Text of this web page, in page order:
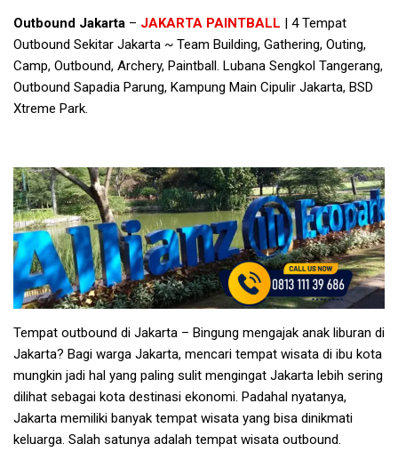
Outbound Jakarta – JAKARTA PAINTBALL | 4 Tempat
Outbound Sekitar Jakarta ~ Team Building, Gathering, Outing,
Camp, Outbound, Archery, Paintball. Lubana Sengkol Tangerang,
Outbound Sapadia Parung, Kampung Main Cipulir Jakarta, BSD
Xtreme Park.
Tempat outbound di Jakarta – Bingung mengajak anak liburan di
Jakarta? Bagi warga Jakarta, mencari tempat wisata di ibu kota
mungkin jadi hal yang paling sulit mengingat Jakarta lebih sering
dilihat sebagai kota destinasi ekonomi. Padahal nyatanya,
Jakarta memiliki banyak tempat wisata yang bisa dinikmati
keluarga. Salah satunya adalah tempat wisata outbound.